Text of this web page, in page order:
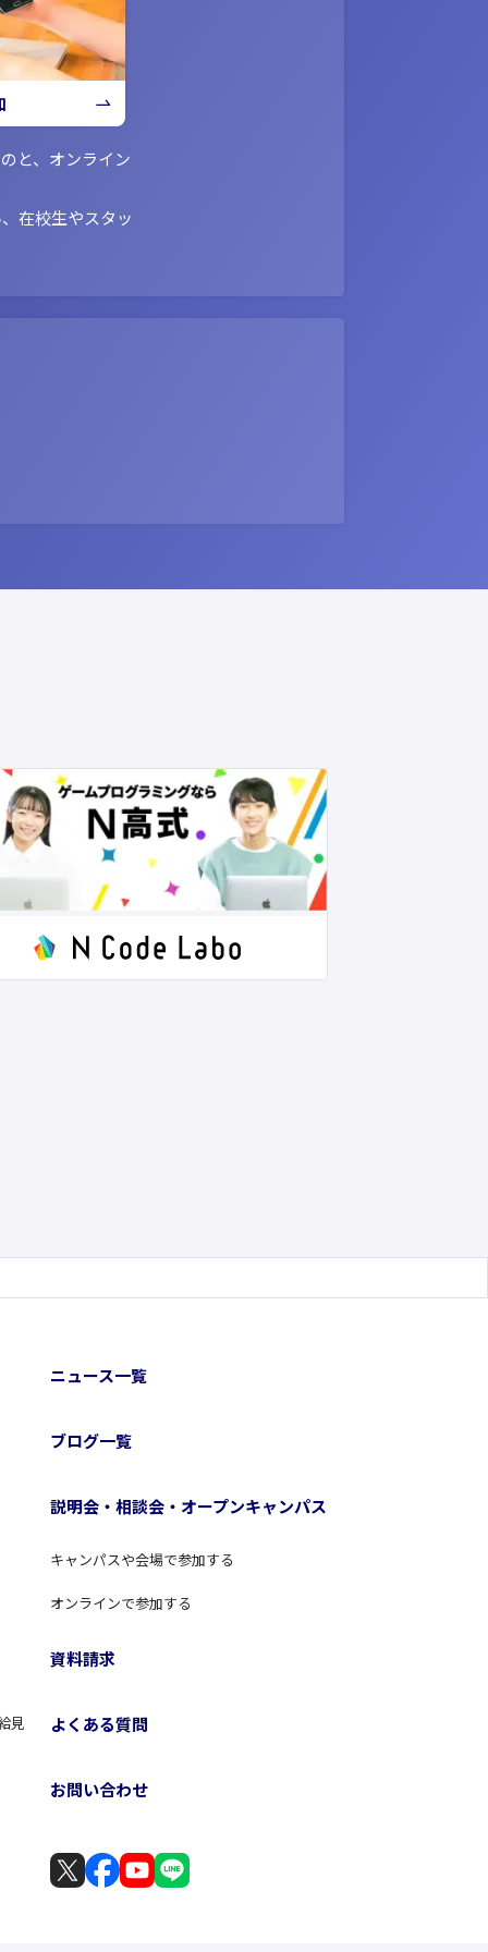
と、オンライン
在校生やスタッ
見
ニュース一覧
ブログ一覧
説明会・相談会・オープンキャンパス
キャンパスや会場で参加する
オンラインで参加する
資料請求
よくある質問
お問い合わせ